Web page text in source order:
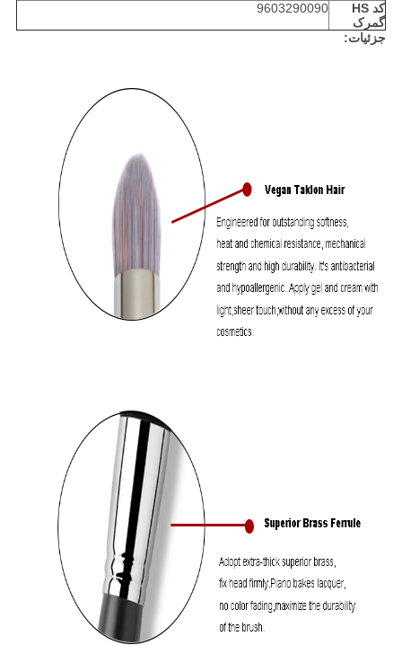
کد HS
گمرک
9603290090
جزئیات: